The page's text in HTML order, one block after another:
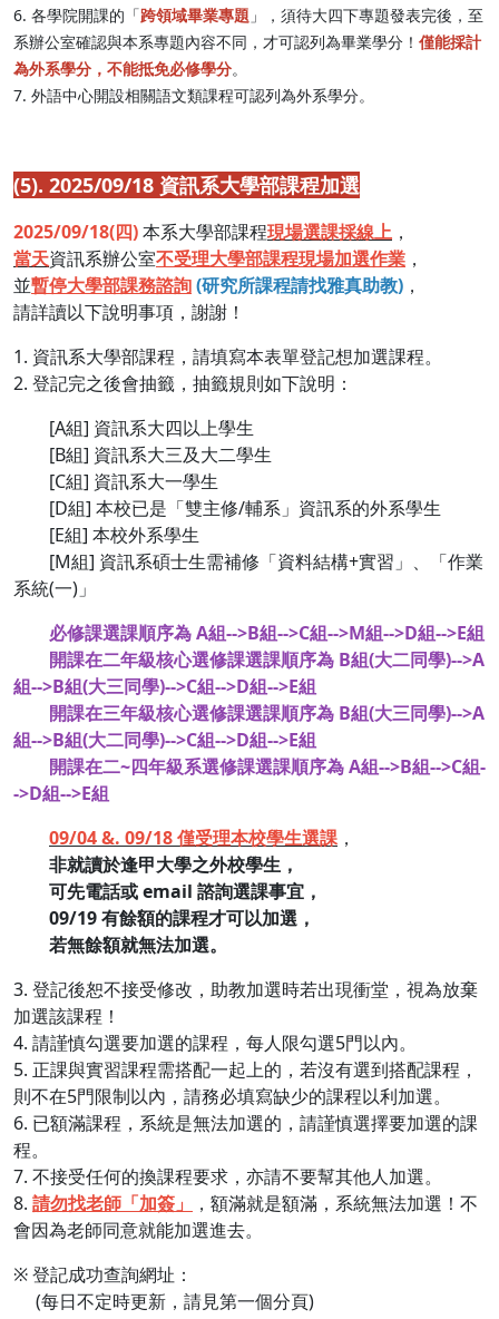
6. 各學院開課的「跨領域畢業專題 」，須待大四下專題發表完後，至
系辦公室確認與本系專題內容不同，才可認列為畢業學分！ 僅能採計
為外系學分，不能抵免必修學分。
7. 外語中心開設相關語文類課程可認列為外系學分。
(5). 2025/09/18 資訊系大學部課程加選
2025/09/18(四)本系大學部課程現場選課採線上 ，
當天資訊系辦公室不受理大學部課程現場加選作業 ，
並暫停大學部課務諮詢(研究所課程請找雅真助教) ，
請詳讀以下說明事項，謝謝！
1. 資訊系大學部課程，請填寫本表單登記想加選課程。
2. 登記完之後會抽籤，抽籤規則如下說明：
[A組] 資訊系大四以上學生
[B組] 資訊系大三及大二學生
[C組] 資訊系大一學生
[D組] 本校已是「雙主修/輔系」資訊系的外系學生
[E組] 本校外系學生
[M組] 資訊系碩士生需補修「資料結構+實習」、「作業
系統(一)」
必修課選課順序為 A組-->B組-->C組-->M組-->D組-->E組
開課在二年級核心選修課選課順序為 B組(大二同學)-->A
組-->B組(大三同學)-->C組-->D組-->E組
開課在三年級核心選修課選課順序為 B組(大三同學)-->A
組-->B組(大二同學)-->C組-->D組-->E組
開課在二~四年級系選修課選課順序為 A組-->B組-->C組-
->D組-->E組
09/04 &. 09/18 僅受理本校學生選課，
非就讀於逢甲大學之外校學生，
可先電話或 email 諮詢選課事宜，
09/19 有餘額的課程才可以加選，
若無餘額就無法加選。
3. 登記後恕不接受修改，助教加選時若出現衝堂，視為放棄
加選該課程！
4. 請謹慎勾選要加選的課程，每人限勾選5門以內。
5. 正課與實習課程需搭配一起上的，若沒有選到搭配課程，
則不在5門限制以內，請務必填寫缺少的課程以利加選。
6. 已額滿課程，系統是無法加選的，請謹慎選擇要加選的課
程。
7. 不接受任何的換課程要求，亦請不要幫其他人加選。
8. 請勿找老師「加簽」
，額滿就是額滿，系統無法加選！不
會因為老師同意就能加選進去。
※ 登記成功查詢網址：
(每日不定時更新，請見第一個分頁)